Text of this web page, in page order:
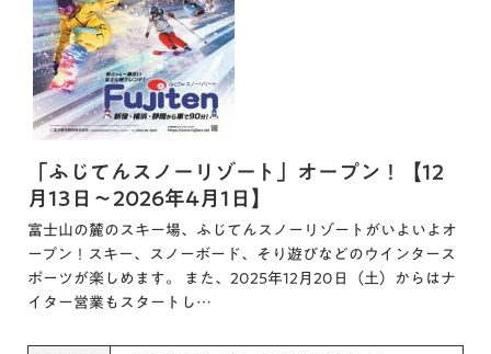
「ふじてんスノーリゾート」オープン！【12
月13日～2026年4月1日】
富士山の麓のスキー場、ふじてんスノーリゾートがいよいよオ
ープン！スキー、スノーボード、そり遊びなどのウインタース
ポーツが楽しめます。 また、2025年12月20日（土）からはナ
イター営業もスタートし…